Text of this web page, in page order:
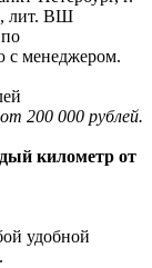
лит. ВШ
с менеджером.
200 000 рублей.
километр от
удобной